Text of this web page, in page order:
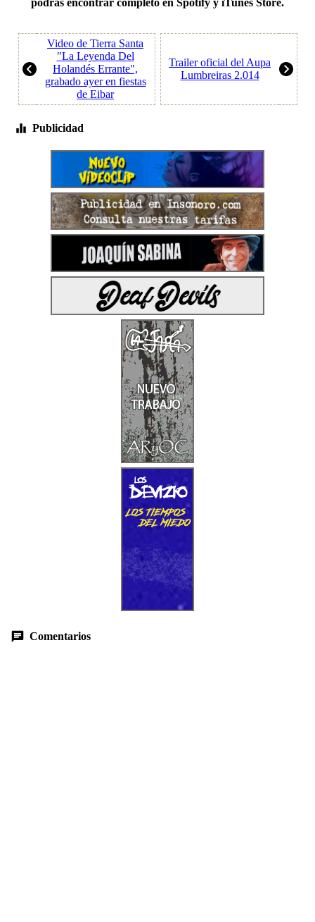
podrás encontrar completo en Spotify y iTunes Store.
Video de Tierra Santa
"La Leyenda Del
Holandés Errante",
grabado ayer en fiestas
de Eibar
Trailer oficial del Aupa
Lumbreiras 2.014
Publicidad
Comentarios